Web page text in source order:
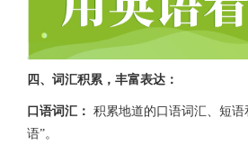
四、词汇积累，丰富表达：
口语词汇： 积累地道的口语词汇、短语
语”。